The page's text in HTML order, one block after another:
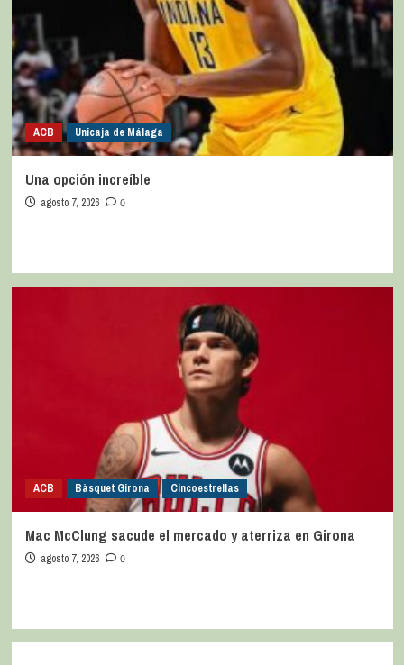
ACB Unicaja de Málaga
Una opción increíble
agosto 7, 2026 0
ACB Bàsquet Girona Cincoestrellas
Mac McClung sacude el mercado y aterriza en Girona
agosto 7, 2026 0